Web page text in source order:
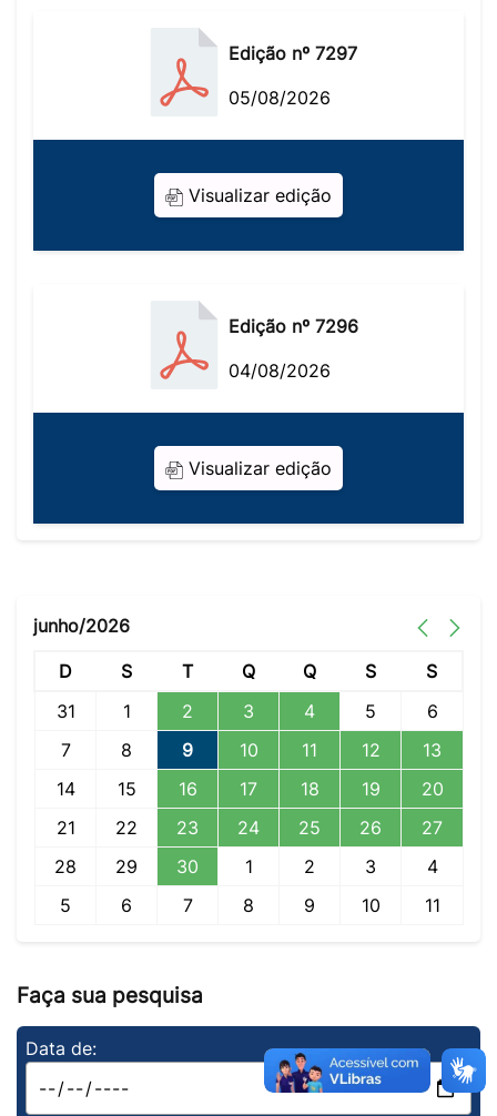
Edição nº 7297
05/08/2026
Visualizar edição
Edição nº 7296
04/08/2026
Visualizar edição
junho/2026
D S T Q Q S
S
31
1 2 3 4 5
6
7
8 9 10 11 12
13
14
15 16 17 18 19
20
21
22 23 24 25 26
27
28
29 30 1 2 3
4
5
6 7 8 9 10 11
Faça sua pesquisa
Data de: